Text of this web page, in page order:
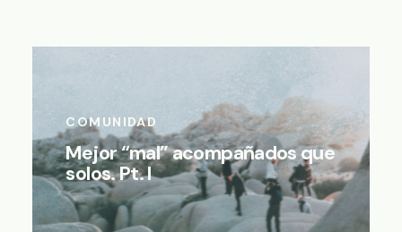
COMUNIDAD
Mejor “mal” acompañados que
solos. Pt. I